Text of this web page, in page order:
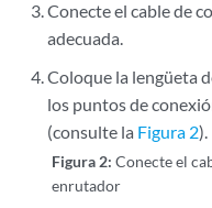
Conecte el cable de
adecuada.
Coloque la lengüeta
los puntos de
(consulte la Figura 2).
Figura 2:Conecte el
enrutador